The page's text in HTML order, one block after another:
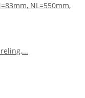
NL=550mm,